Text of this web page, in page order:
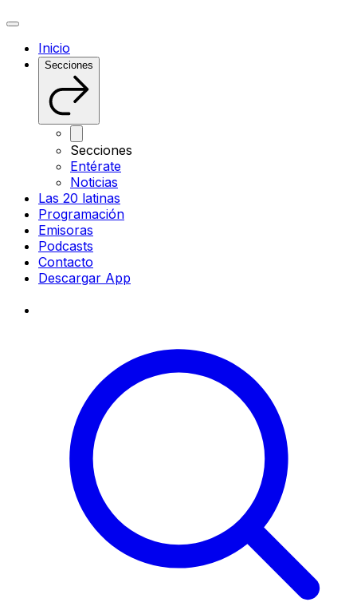
Inicio
Secciones
Secciones
Entérate
Noticias
Las 20 latinas
Programación
Emisoras
Podcasts
Contacto
Descargar App